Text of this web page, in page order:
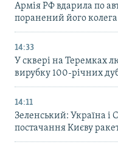
Армія РФ вдарила по
поранений його
14:33
У сквері на Теремках
вирубку 100-річних
14:11
Зеленський: Україна
постачання Києву